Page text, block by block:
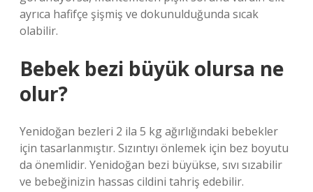
ayrıca hafifçe şişmiş ve dokunulduğunda sıcak
olabilir.
Bebek bezi büyük olursa ne
olur?
Yenidoğan bezleri 2 ila 5 kg ağırlığındaki bebekler
için tasarlanmıştır. Sızıntıyı önlemek için bez boyutu
da önemlidir. Yenidoğan bezi büyükse, sıvı sızabilir
ve bebeğinizin hassas cildini tahriş edebilir.